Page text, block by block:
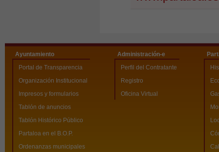
Ayuntamiento
Portal de Transparencia
Organización Institucional
Impresos y formularios
Tablón de anuncios
Tablón Histórico Público
Partaloa en el B.O.P.
Ordenanzas municipales
Administración-e
Perfil del Contratante
Registro
Oficina Virtual